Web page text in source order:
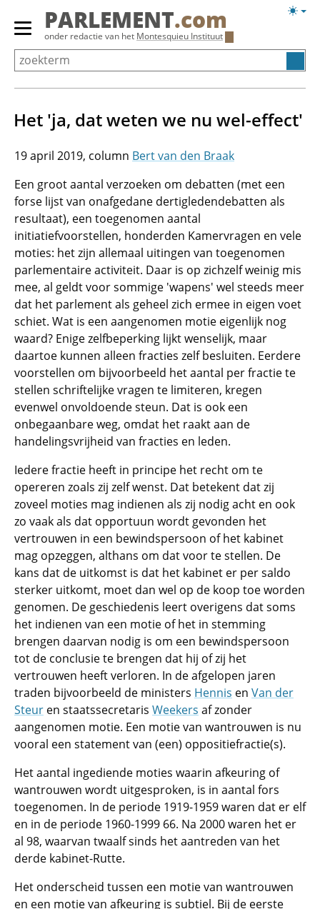
Overslaan
Primair
menu
tonen/verbergen
PARLEMENT.com
onder redactie van het Montesquieu Instituut
Het 'ja, dat weten we nu wel-effect'
19 april 2019
Bert van den Braak
Een groot aantal verzoeken om debatten (met een
forse lijst van onafgedane dertigledendebatten als
resultaat), een toegenomen aantal
initiatiefvoorstellen, honderden Kamervragen en vele
moties: het zijn allemaal uitingen van toegenomen
parlementaire activiteit. Daar is op zichzelf weinig mis
mee, al geldt voor sommige 'wapens' wel steeds meer
dat het parlement als geheel zich ermee in eigen voet
schiet. Wat is een aangenomen motie eigenlijk nog
waard? Enige zelfbeperking lijkt wenselijk, maar
daartoe kunnen alleen fracties zelf besluiten. Eerdere
voorstellen om bijvoorbeeld het aantal per fractie te
stellen schriftelijke vragen te limiteren, kregen
evenwel onvoldoende steun. Dat is ook een
onbegaanbare weg, omdat het raakt aan de
handelingsvrijheid van fracties en leden.
Iedere fractie heeft in principe het recht om te
opereren zoals zij zelf wenst. Dat betekent dat zij
zoveel moties mag indienen als zij nodig acht en ook
zo vaak als dat opportuun wordt gevonden het
vertrouwen in een bewindspersoon of het kabinet
mag opzeggen, althans om dat voor te stellen. De
kans dat de uitkomst is dat het kabinet er per saldo
sterker uitkomt, moet dan wel op de koop toe worden
genomen. De geschiedenis leert overigens dat soms
het indienen van een motie of het in stemming
brengen daarvan nodig is om een bewindspersoon
tot de conclusie te brengen dat hij of zij het
vertrouwen heeft verloren. In de afgelopen jaren
traden bijvoorbeeld de ministers Hennis en Van der
Steur en staatssecretaris Weekers af zonder
aangenomen motie. Een motie van wantrouwen is nu
vooral een statement van (een) oppositiefractie(s).
Het aantal ingediende moties waarin afkeuring of
wantrouwen wordt uitgesproken, is in aantal fors
toegenomen. In de periode 1919-1959 waren dat er elf
en in de periode 1960-1999 66. Na 2000 waren het er
al 98, waarvan twaalf sinds het aantreden van het
derde kabinet-Rutte.
Het onderscheid tussen een motie van wantrouwen
en een motie van afkeuring is subtiel. Bij de eerste